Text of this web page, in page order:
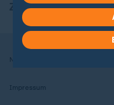
ZDFheute Apps
Nutzungsbedingungen
Impressum
Hier findest du das
Weitere